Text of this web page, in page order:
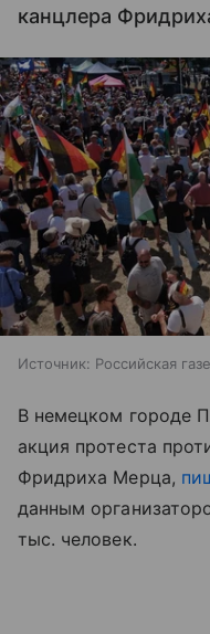
канцлера
Источник: Российская
В немецком городе
акция протеста
Фридриха Мерца,
данным
тыс. человек.